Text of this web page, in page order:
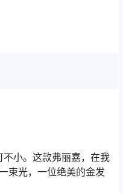
小。这款弗丽嘉，在我
束光，一位绝美的金发